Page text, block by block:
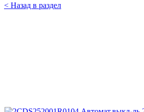
< Назад в раздел